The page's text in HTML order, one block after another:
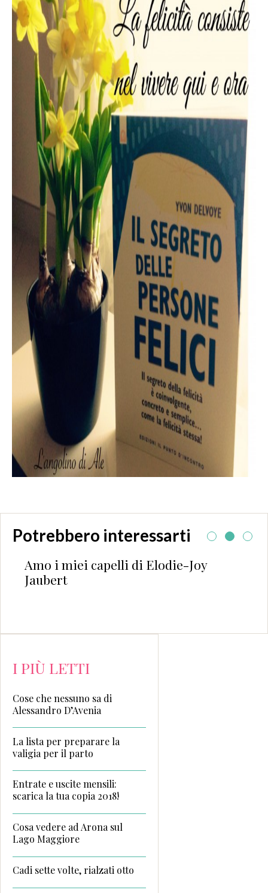
Potrebbero interessarti
Amo i miei capelli di Elodie-Joy
Jaubert
I PIÙ LETTI
Cose che nessuno sa di
Alessandro D’Avenia
La lista per preparare la
valigia per il parto
Entrate e uscite mensili:
scarica la tua copia 2018!
Cosa vedere ad Arona sul
Lago Maggiore
Cadi sette volte, rialzati otto